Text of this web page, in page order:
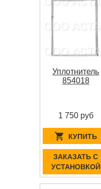
Уплотнитель
854018
1 750 руб
КУПИТЬ
ЗАКАЗАТЬ С
УСТАНОВКОЙ